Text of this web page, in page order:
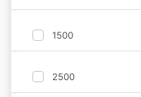
1500
2500